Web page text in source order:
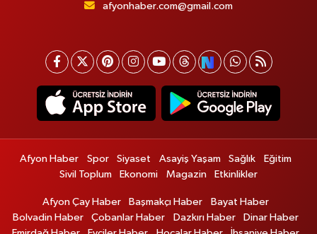
afyonhaber.com@gmail.com
Afyon Haber Spor Siyaset Asayiş Yaşam Sağlık
Eğitim
Sivil Toplum
Ekonomi Magazin Etkinlikler
Afyon Çay Haber Başmakçı Haber
Bayat Haber
Bolvadin Haber
Çobanlar Haber Dazkırı Haber
Dinar Haber